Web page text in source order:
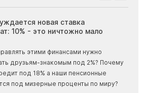
новая ставка
10% - это ничтожно мало
этими финансами нужно
друзьям-знакомым под 2%? Почему
под 18% а наши пенсионные
под мизерные проценты по миру?